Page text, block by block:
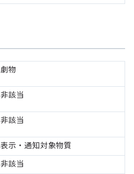
劇物
非該当
非該当
表示・通知対象物質
非該当